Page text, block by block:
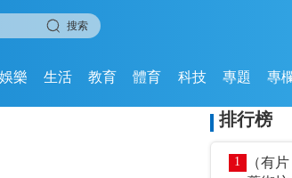
搜索
娛樂 生活 教育 體育 科技 專題 專
排行榜
1
（有